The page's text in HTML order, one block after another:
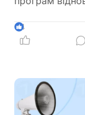
більше
оборотного
4